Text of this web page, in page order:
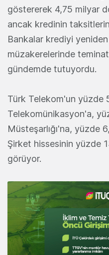
göstererek 4,75 milyar
ancak kredinin
Bankalar krediyi yeniden
müzakerelerinde
gündemde tutuyordu.
Türk Telekom'un yüzde
Telekomünikasyon'a,
Müsteşarlığı'na, yüzde
Şirket hissesinin yüzde
görüyor.